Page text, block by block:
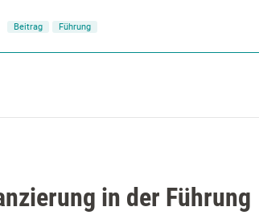
Beitrag Führung
in der Führung